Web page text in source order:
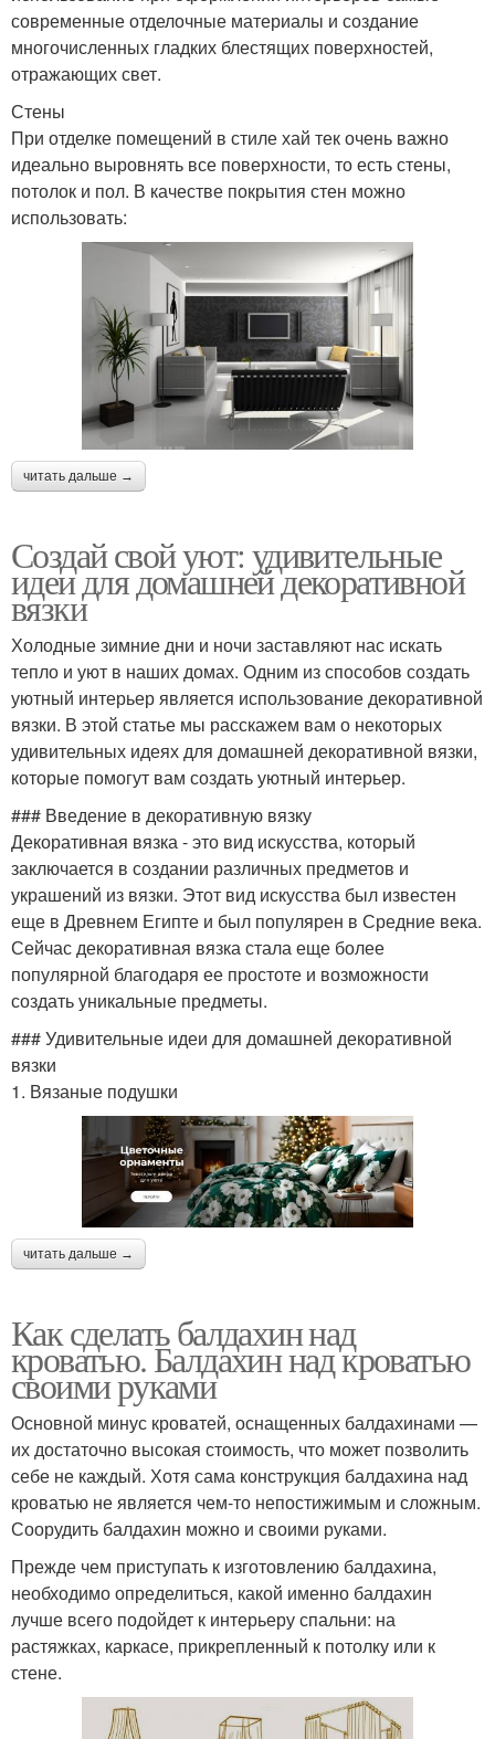
современные отделочные материалы и создание
многочисленных гладких блестящих поверхностей,
отражающих свет.
Стены
При отделке помещений в стиле хай тек очень важно
идеально выровнять все поверхности, то есть стены,
потолок и пол. В качестве покрытия стен можно
использовать:
читать дальше →
Создай свой уют: удивительные
идеи для домашней декоративной
вязки
Холодные зимние дни и ночи заставляют нас искать
тепло и уют в наших домах. Одним из способов создать
уютный интерьер является использование декоративной
вязки. В этой статье мы расскажем вам о некоторых
удивительных идеях для домашней декоративной вязки,
которые помогут вам создать уютный интерьер.
### Введение в декоративную вязку
Декоративная вязка - это вид искусства, который
заключается в создании различных предметов и
украшений из вязки. Этот вид искусства был известен
еще в Древнем Египте и был популярен в Средние века.
Сейчас декоративная вязка стала еще более
популярной благодаря ее простоте и возможности
создать уникальные предметы.
### Удивительные идеи для домашней декоративной
вязки
1. Вязаные подушки
читать дальше →
Как сделать балдахин над
кроватью. Балдахин над кроватью
своими руками
Основной минус кроватей, оснащенных балдахинами —
их достаточно высокая стоимость, что может позволить
себе не каждый. Хотя сама конструкция балдахина над
кроватью не является чем-то непостижимым и сложным.
Соорудить балдахин можно и своими руками.
Прежде чем приступать к изготовлению балдахина,
необходимо определиться, какой именно балдахин
лучше всего подойдет к интерьеру спальни: на
растяжках, каркасе, прикрепленный к потолку или к
стене.